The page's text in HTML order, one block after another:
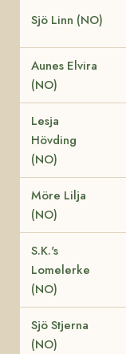
Sjö Linn (NO)
Aunes Elvira
(NO)
Lesja
Hövding
(NO)
Möre Lilja
(NO)
S.K.'s
Lomelerke
(NO)
Sjö Stjerna
(NO)